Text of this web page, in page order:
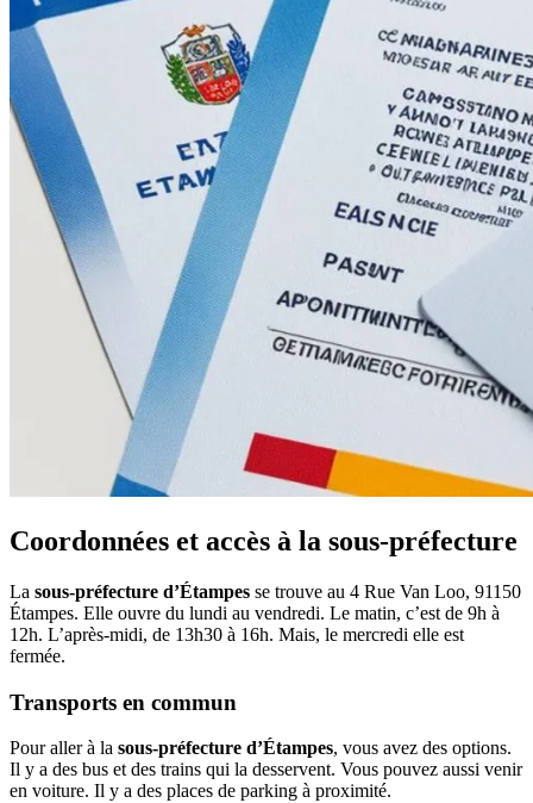
Coordonnées et accès à la sous-préfecture
La sous-préfecture d’Étampes se trouve au 4 Rue Van Loo, 91150
Étampes. Elle ouvre du lundi au vendredi. Le matin, c’est de 9h à
12h. L’après-midi, de 13h30 à 16h. Mais, le mercredi elle est
fermée.
Transports en commun
Pour aller à la sous-préfecture d’Étampes, vous avez des options.
Il y a des bus et des trains qui la desservent. Vous pouvez aussi venir
en voiture. Il y a des places de parking à proximité.